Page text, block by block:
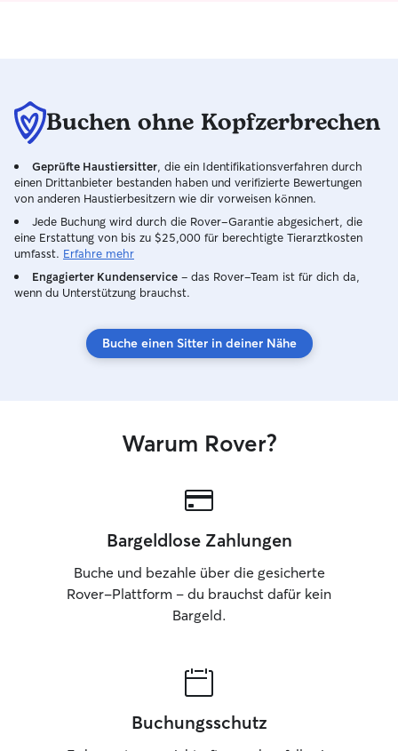
Tierhaltern vereinbart ist.
Buchen ohne Kopfzerbrechen
Geprüfte Haustiersitter , die ein Identifikationsverfahren durch
einen Drittanbieter bestanden haben und verifizierte Bewertungen
von anderen Haustierbesitzern wie dir vorweisen können.
Jede Buchung wird durch die Rover-Garantie abgesichert, die
eine Erstattung von bis zu $25,000 für berechtigte Tierarztkosten
umfasst. Erfahre mehr
Engagierter Kundenservice – das Rover-Team ist für dich da,
wenn du Unterstützung brauchst.
Buche einen Sitter in deiner Nähe
Warum Rover?
Bargeldlose Zahlungen
Buche und bezahle über die gesicherte
Rover-Plattform – du brauchst dafür kein
Bargeld.
Buchungsschutz